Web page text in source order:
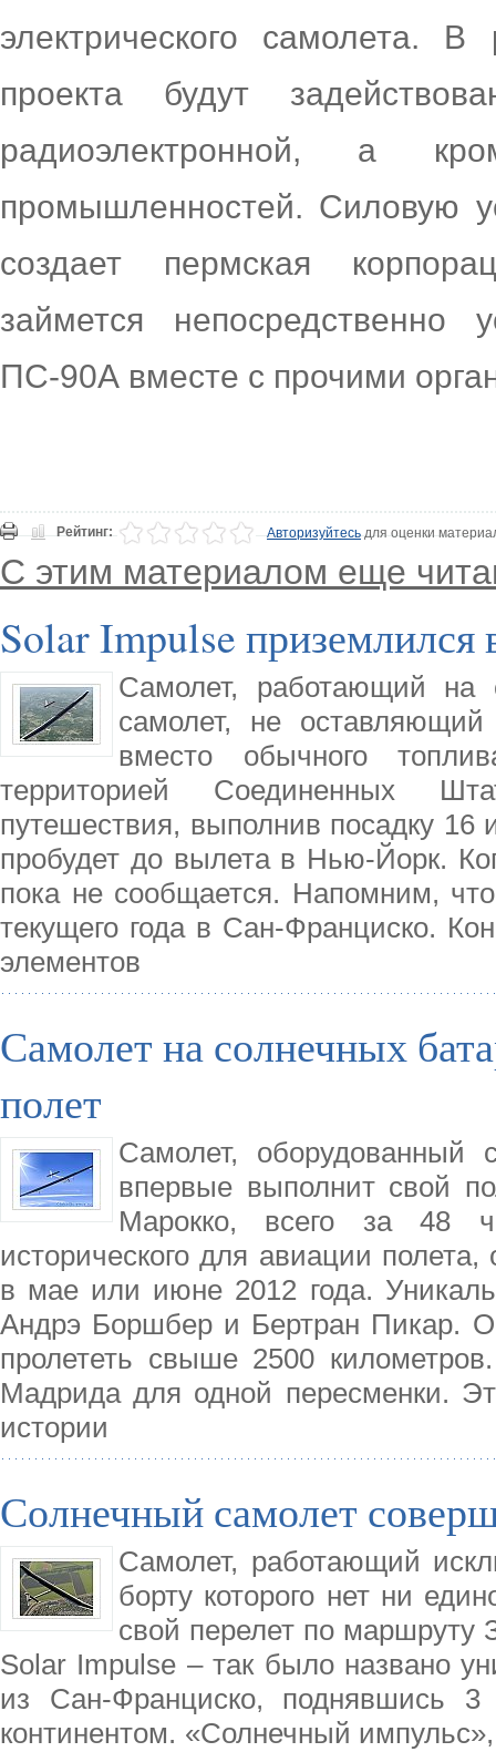
электрического самолета.
проекта будут
радиоэлектронной, а
промышленностей. Силовую
создает пермская
займется непосредственно
ПС-90А вместе с прочими
Рейтинг: Авторизуйтесьдля оценки
С этим материалом еще
Solar Impulse
Самолет, работающий на
самолет, не
вместо обычного
территорией Соединенных
путешествия, выполнив посадку
пробудет до вылета в Нью-Йорк.
пока не сообщается. Напомним,
текущего года в Сан-Франциско.
элементов
Самолет на солнечных
полет
Самолет, оборудованный
впервые выполнит свой
Марокко, всего за 48
исторического для авиации
в мае или июне 2012 года.
Андрэ Боршбер и Бертран Пикар.
пролететь свыше 2500
Мадрида для одной пересменки.
истории
Солнечный самолет
Самолет, работающий
борту которого нет ни
свой перелет по
Solar Impulse – так было названо
из Сан-Франциско, поднявшись
континентом. «Солнечный